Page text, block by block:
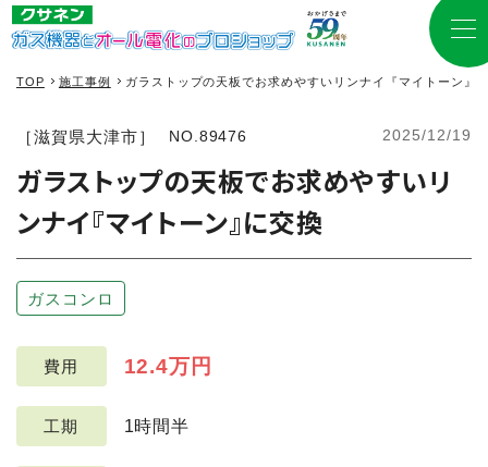
TOP 施工事例 ガラストップの天板でお求めやすいリンナイ『マイトーン』
［滋賀県大津市］ NO.89476 2025/12/19
ガラストップの天板でお求めやすいリ
ンナイ『マイトーン』に交換
ガスコンロ
費用 12.4万円
工期 1時間半